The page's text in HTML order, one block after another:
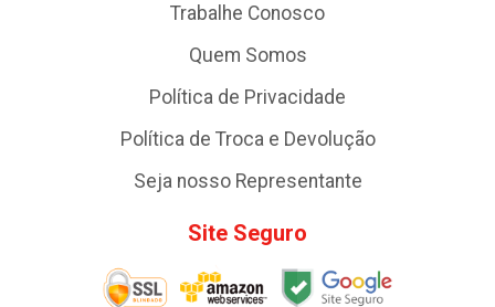
Trabalhe Conosco
Quem Somos
Política de Privacidade
Política de Troca e Devolução
Seja nosso Representante
Site Seguro